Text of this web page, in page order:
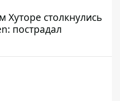
Хуторе столкнулись
пострадал